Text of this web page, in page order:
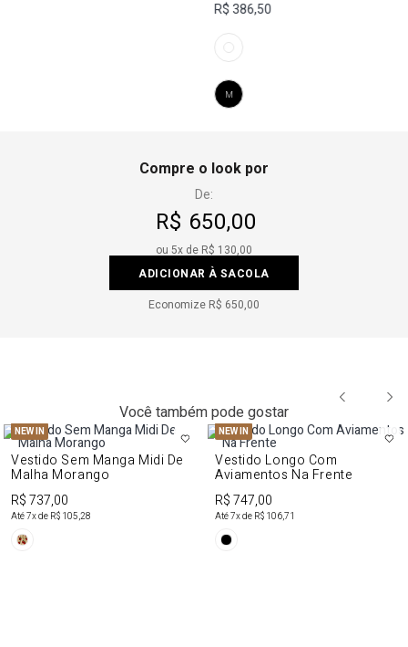
R$ 386,50
M
Compre o look por
De:
R$ 650,00
ou 5x de R$ 130,00
ADICIONAR À SACOLA
Economize R$ 650,00
Você também pode gostar
NEW IN
Vestido Sem Manga Midi De
Malha Morango
R$ 737,00
Até7x de R$ 105,28
NEW IN
Vestido Longo Com
Aviamentos Na Frente
R$ 747,00
Até7x de R$ 106,71